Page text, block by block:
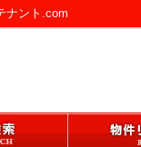
ナント.com